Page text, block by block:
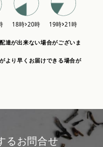
達が出来ない場合がございま
より早くお届けできる場合が
るお問合せ